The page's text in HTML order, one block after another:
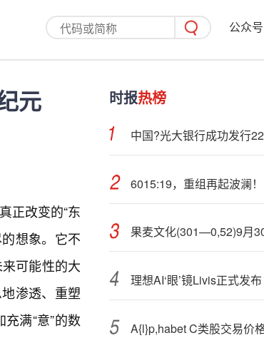
公众号
元
正改变的“东
想象。它不
可能性的大
渗透、重塑
满“意”的数
时报热榜
6015:19，重组再起波澜！